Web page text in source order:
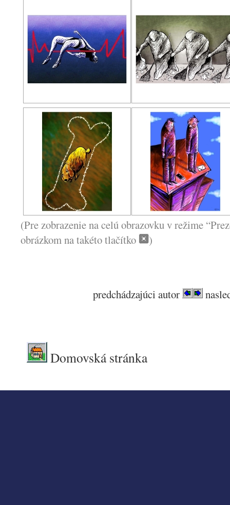
(Pre zobrazenie na celú obrazovku v režime
obrázkom na takéto tlačítko
)
predchádzajúci autor
Domovská stránka